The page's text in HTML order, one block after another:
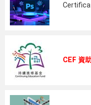
CEF 資